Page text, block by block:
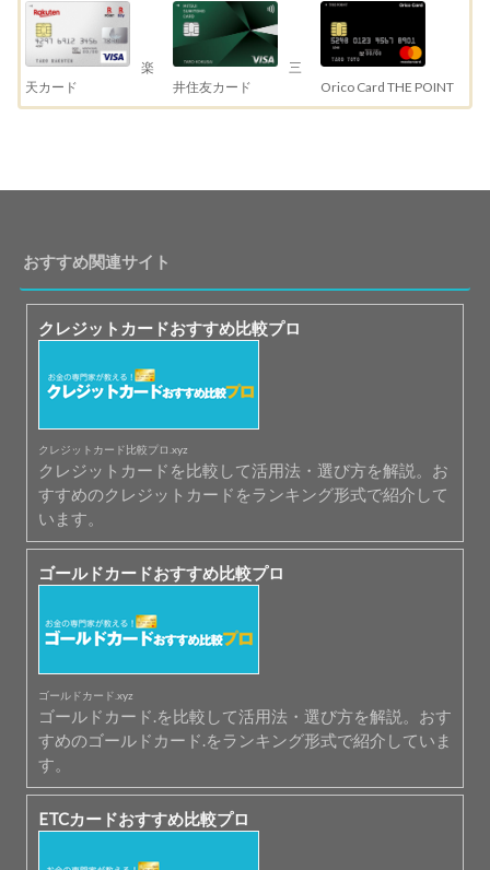
楽
天カード
三
井住友カード
Orico Card THE POINT
おすすめ関連サイト
クレジットカードおすすめ比較プロ
クレジットカード比較プロ.xyz
クレジットカードを比較して活用法・選び方を解説。お
すすめのクレジットカードをランキング形式で紹介して
います。
ゴールドカードおすすめ比較プロ
ゴールドカード.xyz
ゴールドカード.を比較して活用法・選び方を解説。おす
すめのゴールドカード.をランキング形式で紹介していま
す。
ETCカードおすすめ比較プロ